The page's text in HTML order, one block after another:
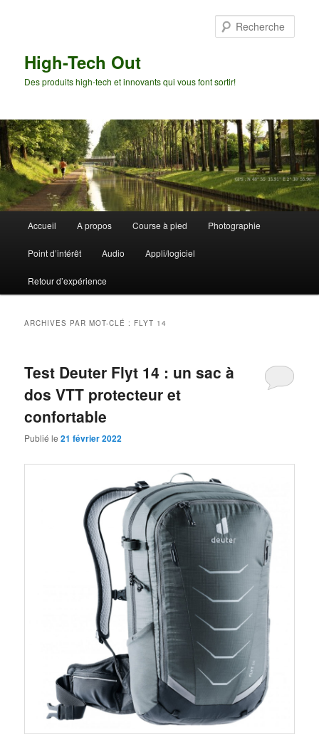
High-Tech Out
Des produits high-tech et innovants qui vous font sortir!
principal
Accueil A propos Course à pied Photographie
Point d’intérêt Audio Appli/logiciel
Retour d’expérience
ARCHIVES PAR MOT-CLÉ : FLYT 14
Test Deuter Flyt 14 : un sac à
dos VTT protecteur et
confortable
Publié le21 février 2022